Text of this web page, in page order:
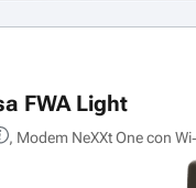
FWA Light
, Modem NeXXt One con